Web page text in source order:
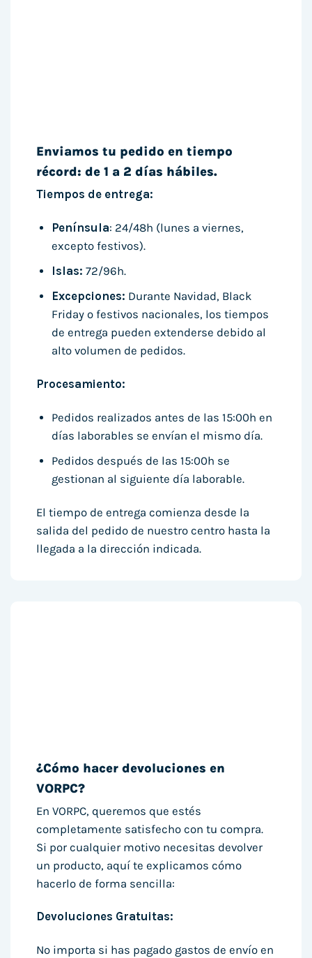
Enviamos tu pedido en tiempo
récord: de 1 a 2 días hábiles.
Tiempos de entrega:
Península: 24/48h (lunes a viernes,
excepto festivos).
Islas: 72/96h.
Excepciones: Durante Navidad, Black
Friday o festivos nacionales, los tiempos
de entrega pueden extenderse debido al
alto volumen de pedidos.
Procesamiento:
Pedidos realizados antes de las 15:00h en
días laborables se envían el mismo día.
Pedidos después de las 15:00h se
gestionan al siguiente día laborable.
El tiempo de entrega comienza desde la
salida del pedido de nuestro centro hasta la
llegada a la dirección indicada.
¿Cómo hacer devoluciones en
VORPC?
En VORPC, queremos que estés
completamente satisfecho con tu compra.
Si por cualquier motivo necesitas devolver
un producto, aquí te explicamos cómo
hacerlo de forma sencilla:
Devoluciones Gratuitas:
No importa si has pagado gastos de envío en